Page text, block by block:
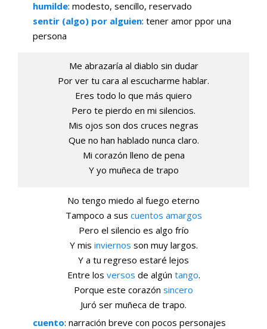
humilde: modesto, sencillo, reservado
sentir (algo) por alguien: tener amor ppor una
persona
Me abrazaría al diablo sin dudar
Por ver tu cara al escucharme hablar.
Eres todo lo que más quiero
Pero te pierdo en mi silencios.
Mis ojos son dos cruces negras
Que no han hablado nunca claro.
Mi corazón lleno de pena
Y yo muñeca de trapo
No tengo miedo al fuego eterno
Tampoco a sus cuentos amargos
Pero el silencio es algo frío
Y mis inviernos son muy largos.
Y a tu regreso estaré lejos
Entre los versos de algún tango.
Porque este corazón sincero
Juró ser muñeca de trapo.
cuento: narración breve con pocos personajes